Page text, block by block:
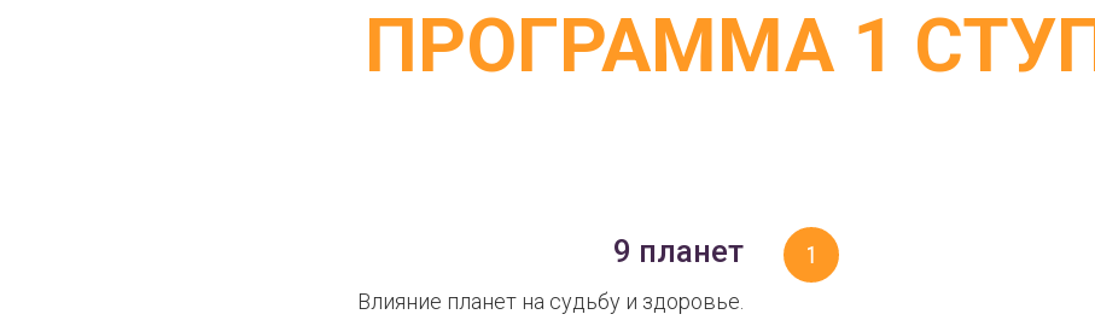
ПРОГРАММА 1
9 планет
Влияние планет на судьбу и здоровье.